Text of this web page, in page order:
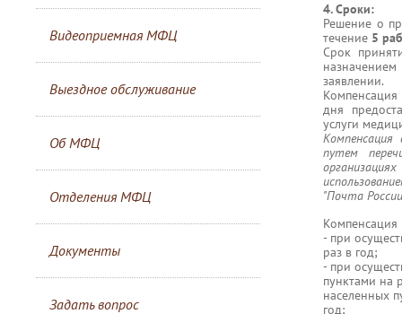
Видеоприемная МФЦ
Выездное обслуживание
Об МФЦ
Отделения МФЦ
Документы
Задать вопрос
4. Сроки:
Решение о
течение 5
Срок
заявлении.
дня
услуги
путем
"Почта
Компенсация
- при
раз в год;
- при
пунктами на
населенных
год;